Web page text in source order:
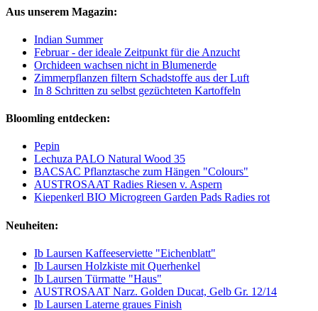
Aus unserem Magazin:
Indian Summer
Februar - der ideale Zeitpunkt für die Anzucht
Orchideen wachsen nicht in Blumenerde
Zimmerpflanzen filtern Schadstoffe aus der Luft
In 8 Schritten zu selbst gezüchteten Kartoffeln
Bloomling entdecken:
Pepin
Lechuza PALO Natural Wood 35
BACSAC Pflanztasche zum Hängen "Colours"
AUSTROSAAT Radies Riesen v. Aspern
Kiepenkerl BIO Microgreen Garden Pads Radies rot
Neuheiten:
Ib Laursen Kaffeeserviette "Eichenblatt"
Ib Laursen Holzkiste mit Querhenkel
Ib Laursen Türmatte "Haus"
AUSTROSAAT Narz. Golden Ducat, Gelb Gr. 12/14
Ib Laursen Laterne graues Finish